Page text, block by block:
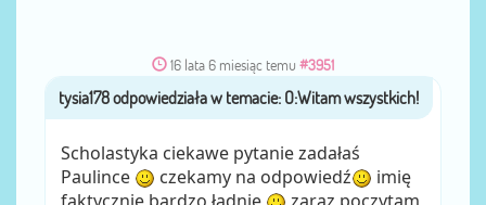
16 lata 6 miesiąc temu #3951
przez tysia178
Scholastyka ciekawe pytanie zadałaś
Paulince
czekamy na odpowiedź
imię